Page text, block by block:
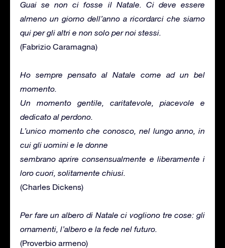
Guai se non ci fosse il Natale. Ci deve essere
almeno un giorno dell’anno a ricordarci che siamo
qui per gli altri e non solo per noi stessi.
(Fabrizio Caramagna)
Ho sempre pensato al Natale come ad un bel
momento.
Un momento gentile, caritatevole, piacevole e
dedicato al perdono.
L’unico momento che conosco, nel lungo anno, in
cui gli uomini e le donne
sembrano aprire consensualmente e liberamente i
loro cuori, solitamente chiusi.
(Charles Dickens)
Per fare un albero di Natale ci vogliono tre cose: gli
ornamenti, l’albero e la fede nel futuro.
(Proverbio armeno)